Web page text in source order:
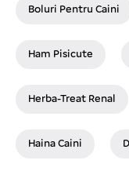
Boluri Pentru Caini
Ham Pisicute
Herba-Treat Renal
Haina Caini